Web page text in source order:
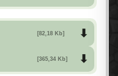
[82,18 Kb]
[365,34 Kb]